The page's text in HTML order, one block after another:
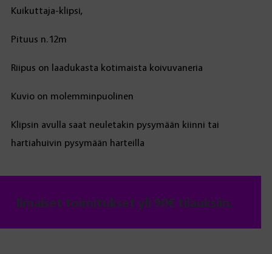
Kuikuttaja-klipsi,
Pituus n.12m
Riipus on laadukasta kotimaista koivuvaneria
Kuvio on molemminpuolinen
Klipsin avulla saat neuletakin pysymään kiinni tai
hartiahuivin pysymään harteilla
Ilmaiset toimitukset yli 90€ tilauksiin.